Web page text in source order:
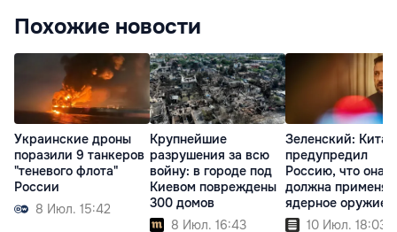
Похожие новости
Украинские дроны
поразили 9 танкеров
"теневого флота"
России
8 Июл. 15:42
Крупнейшие
разрушения за всю
войну: в городе под
Киевом повреждены
300 домов
8 Июл. 16:43
Зеленский: Китай
предупредил
Россию, что она
должна
ядерное оружие
10 Июл. 18:03